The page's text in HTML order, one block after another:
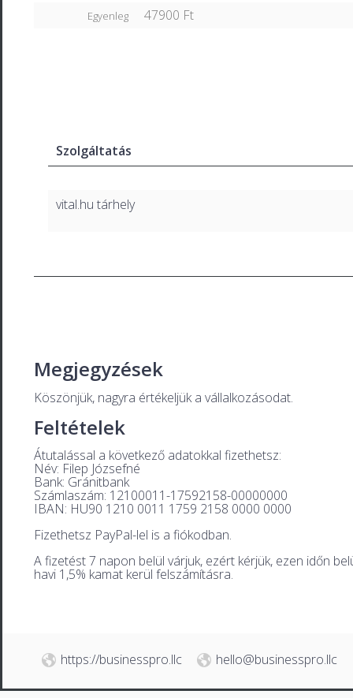
Egyenleg 47900 Ft
Szolgáltatás
vital.hu tárhely
Megjegyzések
Köszönjük, nagyra értékeljük a vállalkozásodat.
Feltételek
Átutalással a következő adatokkal fizethetsz:
Név: Filep Józsefné
Bank: Gránitbank
Számlaszám: 12100011-17592158-00000000
IBAN: HU90 1210 0011 1759 2158 0000 0000
Fizethetsz PayPal-lel is a fiókodban.
A fizetést 7 napon belül várjuk, ezért kérjük, ezen időn
havi 1,5% kamat kerül felszámításra.
https://businesspro.llc hello@businesspro.llc